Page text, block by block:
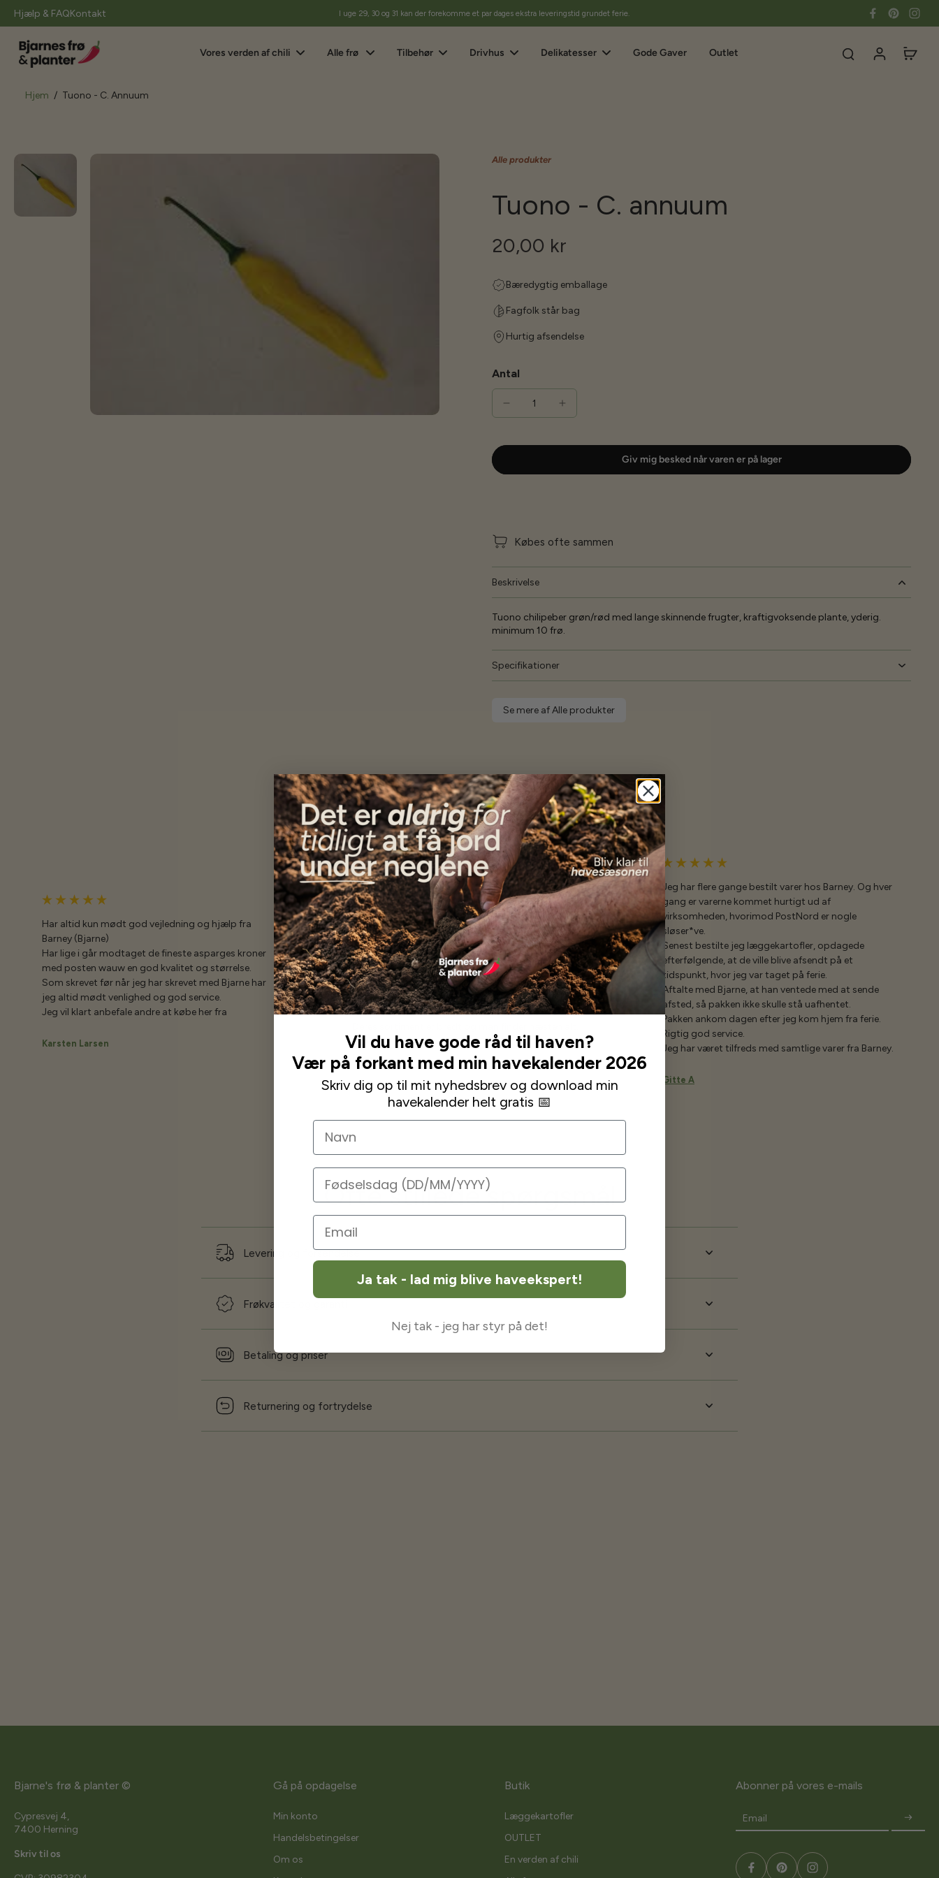
Hjælp & FAQKontakt I uge 29, 30 og 31 kan der forekomme et par dages ekstra leveringstid grundet ferie.
Vores verden af chili Alle frø Tilbehør Drivhus Delikatesser Gode Gaver Outlet
Hjem / Tuono - C. Annuum
Gå
til
produktoplysninger
Alle produkter
Tuono - C. annuum
20,00 kr
Bæredygtig emballage
Fagfolk står bag
Hurtig afsendelse
Antal
Giv mig besked når varen er på lager
Købes ofte sammen
Beskrivelse
Tuono chilipeber grøn/rød med lange skinnende frugter, kraftigvoksende plante, yderig.
minimum 10 frø.
Specifikationer
Se mere af Alle produkter
Vores kundersiger...
Har altid kun mødt god vejledning og hjælp fra
Barney (Bjarne)
Har lige i går modtaget de fineste asparges kroner
med posten wauw en god kvalitet og størrelse.
Som skrevet før når jeg har skrevet med Bjarne har
jeg altid mødt venlighed og god service.
Jeg vil klart anbefale andre at købe her fra
Karsten Larsen
Alle frøene er endnu ikke i jorden, men kundeservice
var ud over alle forventninger. Varerne blev afsendt
med det samme, og da noget manglede eftersendte
de det med det samme, selvom jeg havde skrevet, at
det ikke var nødvendigt. Endda vedlagt en venlig
hilsen og ekstra “gave” (tusinde tak!). Alle mine mails
blev besvaret indenfor meget få timer.
Leaa
Jeg har flere gange bestilt varer hos Barney. Og hver
gang er varerne kommet hurtigt ud af
virksomheden, hvorimod PostNord er nogle
sløser*ve.
Senest bestilte jeg læggekartofler, opdagede
efterfølgende, at de ville blive afsendt på et
tidspunkt, hvor jeg var taget på ferie.
Aftalte med Bjarne, at han ventede med at sende
afsted, så pakken ikke skulle stå uafhentet.
Pakken ankom dagen efter jeg kom hjem fra ferie.
Rigtig god service.
Jeg har været tilfreds med samtlige varer fra Barney.
Gitte A
Ofte stillede spørgsmål
Levering og forsendelse
Frøkvalitet og garanti
Betaling og priser
Returnering og fortrydelse
Bjarne's frø & planter ©
Cypresvej 4,
7400 Herning
Skriv til os
Gå på opdagelse
Min konto
Handelsbetingelser
Om os
Butik
Læggekartofler
OUTLET
En verden af chili
Abonner på vores e-mails
Email
Vil du have gode råd til haven?
Vær på forkant med min havekalender 2026
Skriv dig op til mit nyhedsbrev og download min
havekalender helt gratis 📅
Navn
Fødselsdag
Ja tak - lad mig blive haveekspert!
Nej tak - jeg har styr på det!